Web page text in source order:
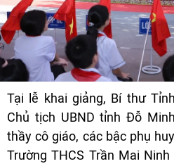
Tại lễ khai giảng, Bí thư
Chủ tịch UBND tỉnh Đỗ
thầy cô giáo, các bậc phụ
Trường THCS Trần Mai